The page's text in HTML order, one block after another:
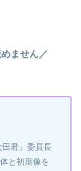
ません／
田君』委員長
と初期像を